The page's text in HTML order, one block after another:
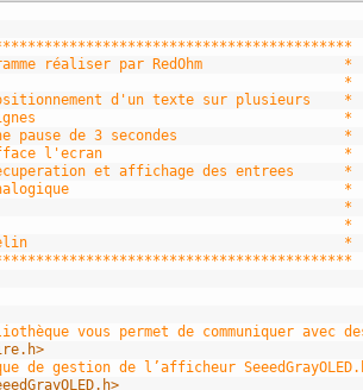
réaliser par RedOhm                 *
*
d'un texte sur plusieurs    *
*
de 3 secondes                    *
l'ecran                             *
et affichage des entrees      *
*
*
*
*
vous permet de communiquer avec
de gestion de l’afficheur